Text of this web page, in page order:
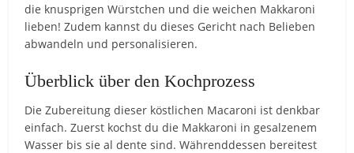
die knusprigen Würstchen und die weichen Makkaroni
lieben! Zudem kannst du dieses Gericht nach Belieben
abwandeln und personalisieren.
Überblick über den Kochprozess
Die Zubereitung dieser köstlichen Macaroni ist denkbar
einfach. Zuerst kochst du die Makkaroni in gesalzenem
Wasser bis sie al dente sind. Währenddessen bereitest